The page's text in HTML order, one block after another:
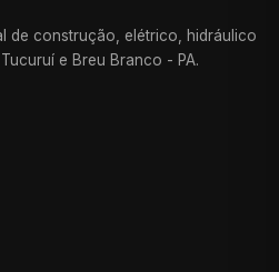
de construção, elétrico, hidráulico
e Breu Branco - PA.